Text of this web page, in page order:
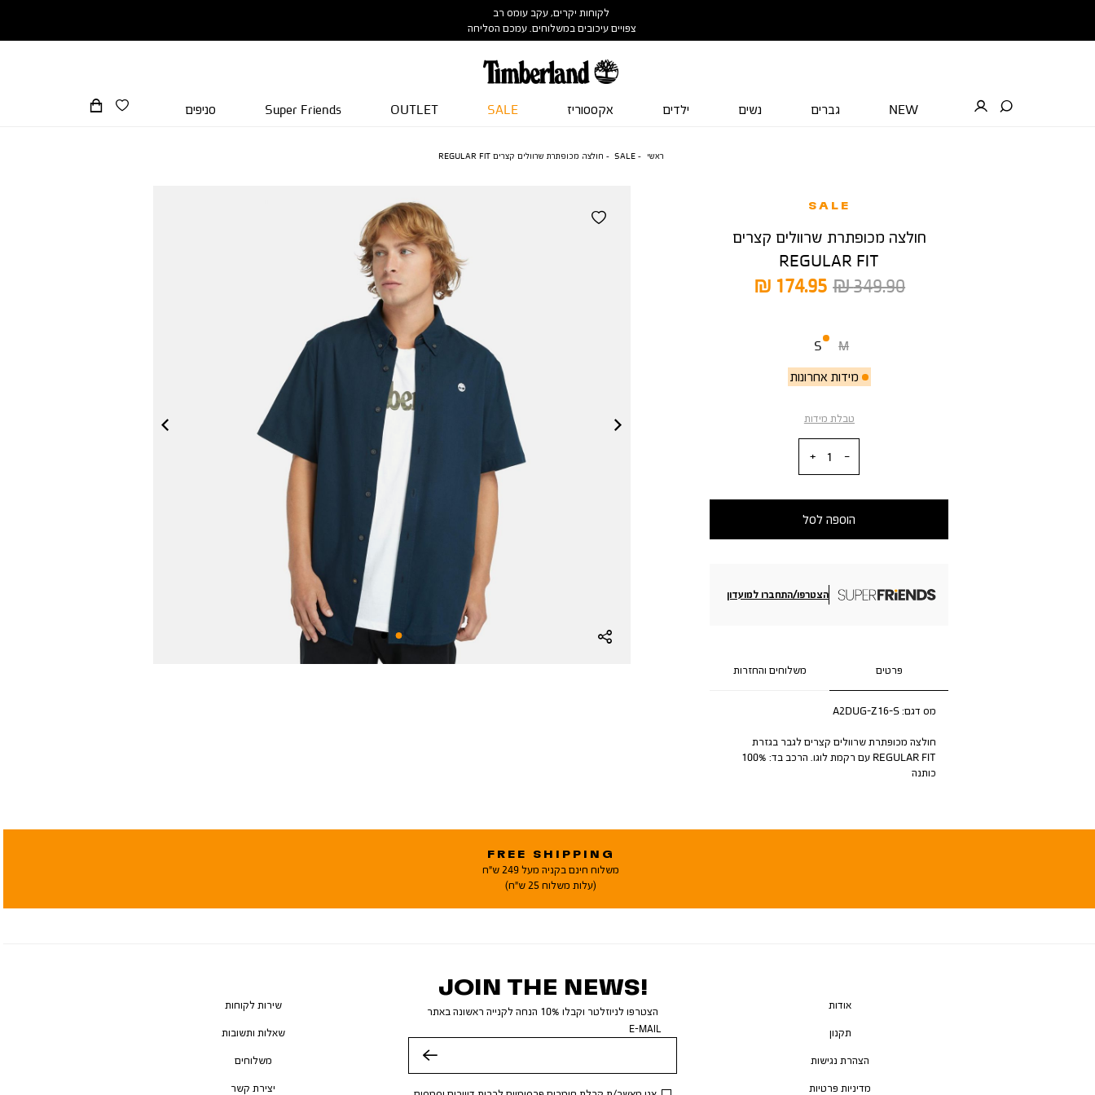
לקוחות יקרים, עקב עומס רב
צפויים עיכובים במשלוחים. עמכם הסליחה
NEW גברים נשים ילדים אקססוריז SALE
OUTLET
Super Friends סניפים
ראשי SALE חולצה מכופתרת שרוולים קצרים REGULAR FIT
SALE
חולצה מכופתרת שרוולים קצרים
REGULAR FIT
מחיר
174.95 ₪
מחיר
349.90 ₪
S
מידות אחרונות
M
טבלת מידות
הוספה לסל
הצטרפו/התחברו למועדון
פרטים משלוחים והחזרות
מס דגם:A2DUG-Z16-S
חולצה מכופתרת שרוולים קצרים לגבר בגזרת
REGULAR FIT עם רקמת לוגו. הרכב בד: 100%
כותנה
FREE SHIPPING
משלוח חינם בקניה מעל 249 ש"ח
(עלות משלוח 25 ש"ח)
JOIN THE NEWS!
הצטרפו לניוזלטר וקבלו 10% הנחה לקנייה ראשונה באתר
E-MAIL
אודות
תקנון
הצהרת נגישות
מדיניות פרטיות
שירות לקוחות
שאלות ותשובות
משלוחים
יצירת קשר